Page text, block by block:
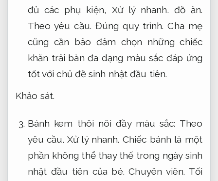
đủ các phụ kiện, Xử lý nhanh. đồ ăn.
Theo yêu cầu. Đúng quy trình. Cha mẹ
cũng cần bảo đảm chọn những chiếc
khăn trải bàn đa dạng màu sắc đáp ứng
tốt với chủ đề sinh nhật đầu tiên.
Khảo sát.
Bánh kem thôi nôi đầy màu sắc: Theo
yêu cầu. Xử lý nhanh. Chiếc bánh là một
phần không thể thay thế trong ngày sinh
nhật đầu tiên của bé.Chuyên viên. Tối